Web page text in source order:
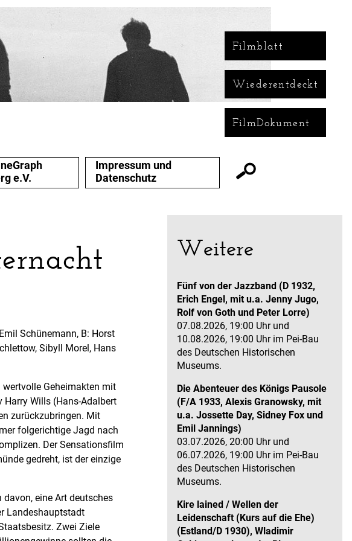
Filmblatt
Wiederentdeckt
FilmDokument
e.V.
Impressum und
Datenschutz
Schünemann, B: Horst
Sibyll Morel, Hans
wertvolle Geheimakten mit
Harry Wills (Hans-Adalbert
zurückzubringen. Mit
folgerichtige Jagd nach
Der Sensationsfilm
gedreht, ist der einzige
eine Art deutsches
Landeshauptstadt
Zwei Ziele
Weitere
Fünf von der Jazzband (D 1932,
Erich Engel, mit u.a. Jenny Jugo,
Rolf von Goth und Peter Lorre)
07.08.2026, 19:00 Uhr und
10.08.2026, 19:00 Uhr im Pei-Bau
des Deutschen Historischen
Museums.
Die Abenteuer des Königs Pausole
(F/A 1933, Alexis Granowsky, mit
u.a. Jossette Day, Sidney Fox und
Emil Jannings)
03.07.2026, 20:00 Uhr und
06.07.2026, 19:00 Uhr im Pei-Bau
des Deutschen Historischen
Museums.
Kire lained / Wellen der
Leidenschaft (Kurs auf die Ehe)
(Estland/D 1930), Wladimir